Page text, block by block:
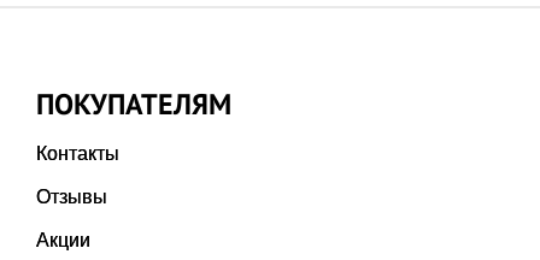
ПОКУПАТЕЛЯМ
Контакты
Отзывы
Акции